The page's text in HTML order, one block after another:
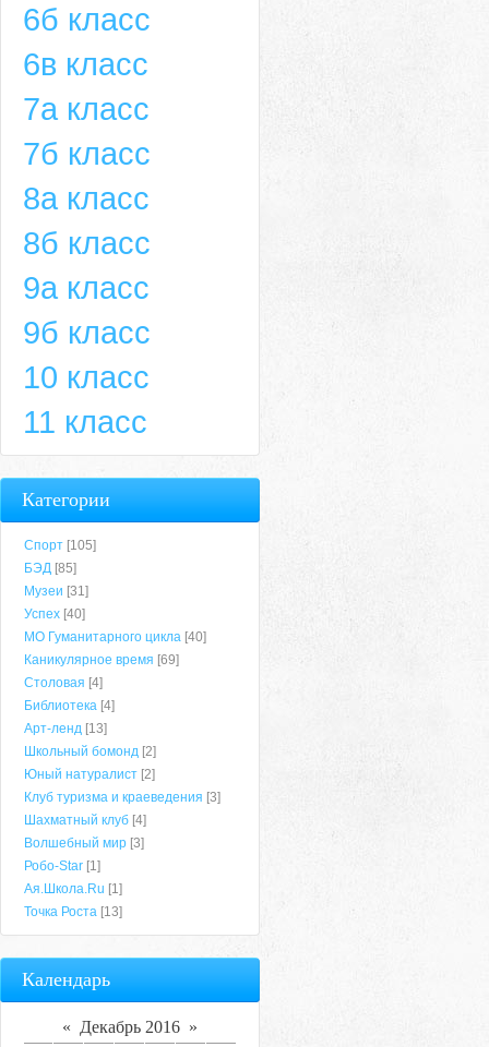
6б класс
6в класс
7а класс
7б класс
8а класс
8б класс
9а класс
9б класс
10 класс
11 класс
Категории
Спорт [105]
БЭД [85]
Музеи [31]
Успех [40]
МО Гуманитарного цикла [40]
Каникулярное время [69]
Столовая [4]
Библиотека [4]
Арт-ленд [13]
Школьный бомонд [2]
Юный натуралист [2]
Клуб туризма и краеведения [3]
Шахматный клуб [4]
Волшебный мир [3]
Робо-Star [1]
Ая.Школа.Ru [1]
Точка Роста [13]
Календарь
« Декабрь 2016 »